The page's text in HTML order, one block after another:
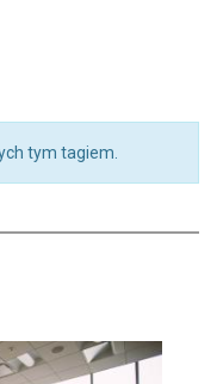
tym tagiem.